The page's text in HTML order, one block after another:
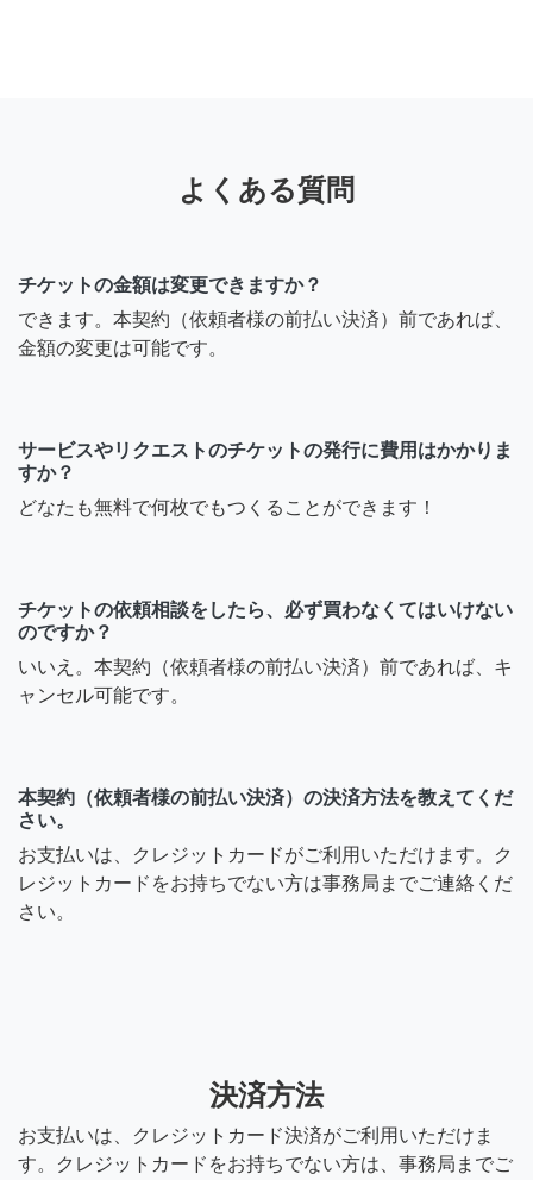
よくある質問
チケットの金額は変更できますか？
できます。本契約（依頼者様の前払い決済）前であれば、
金額の変更は可能です。
サービスやリクエストのチケットの発行に費用はかかりま
すか？
どなたも無料で何枚でもつくることができます！
チケットの依頼相談をしたら、必ず買わなくてはいけない
のですか？
いいえ。本契約（依頼者様の前払い決済）前であれば、キ
ャンセル可能です。
本契約（依頼者様の前払い決済）の決済方法を教えてくだ
さい。
お支払いは、クレジットカードがご利用いただけます。ク
レジットカードをお持ちでない方は事務局までご連絡くだ
さい。
決済方法
お支払いは、クレジットカード決済がご利用いただけま
す。クレジットカードをお持ちでない方は、事務局までご